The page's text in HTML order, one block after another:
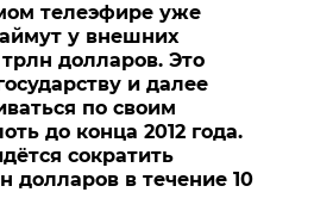
телеэфире уже
у внешних
долларов. Это
и далее
по своим
до конца 2012 года.
сократить
долларов в течение 10